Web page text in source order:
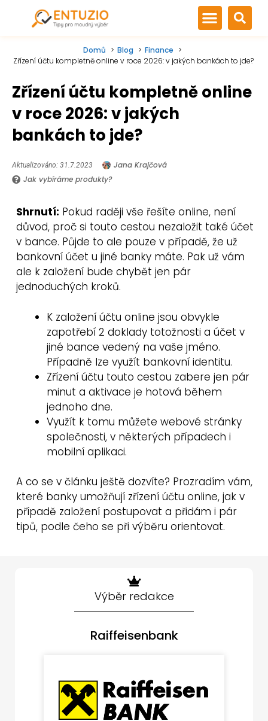
Domů Blog
Finance
Zřízení účtu kompletně online v roce 2026: v jakých bankách to jde?
Zřízení účtu kompletně online
v roce 2026: v jakých
bankách to jde?
Aktualizováno: 31.7.2023
Jana Krajčová
Jak vybíráme produkty?
Shrnutí: Pokud raději vše řešíte online, není
důvod, proč si touto cestou nezaložit také účet
v bance. Půjde to ale pouze v případě, že už
bankovní účet u jiné banky máte. Pak už vám
ale k založení bude chybět jen pár
jednoduchých kroků.
K založení účtu online jsou obvykle
zapotřebí 2 doklady totožnosti a účet v
jiné bance vedený na vaše jméno.
Případně lze využít bankovní identitu.
Zřízení účtu touto cestou zabere jen pár
minut a aktivace je hotová během
jednoho dne.
Využít k tomu můžete webové stránky
společnosti, v některých případech i
mobilní aplikaci.
A co se v článku ještě dozvíte? Prozradím vám,
které banky umožňují zřízení účtu online, jak v
případě založení postupovat a přidám i pár
tipů, podle čeho se při výběru orientovat.
Výběr redakce
Raiffeisenbank